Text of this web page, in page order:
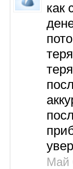
как
Май